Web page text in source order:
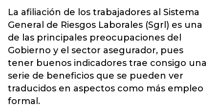
La afiliación de los trabajadores al Sistema
General de Riesgos Laborales (Sgrl) es una
de las principales preocupaciones del
Gobierno y el sector asegurador, pues
tener buenos indicadores trae consigo una
serie de beneficios que se pueden ver
traducidos en aspectos como más empleo
formal.